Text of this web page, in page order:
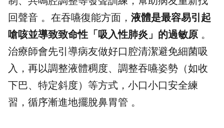
回聲音 。在吞嚥復能方面， 液體是最容易引起
嗆咳並導致致命性「吸入性肺炎」的過敏原 。
治療師會先引導病友做好口腔清潔避免細菌吸
入，再以調整液體稠度、調整吞嚥姿勢（如收
下巴、特定斜度）等方式，小口小口安全練
習，循序漸進地擺脫鼻胃管 。